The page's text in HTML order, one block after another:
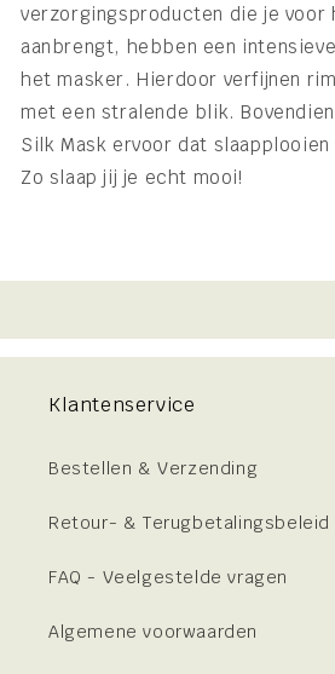
verzorgingsproducten die je voor
aanbrengt, hebben een
het masker. Hierdoor verfijnen
met een stralende blik.
Silk Mask ervoor dat
Zo slaap jij je echt mooi!
Klantenservice
Bestellen & Verzending
Retour- & Terugbetalingsbeleid
FAQ - Veelgestelde vragen
Algemene voorwaarden